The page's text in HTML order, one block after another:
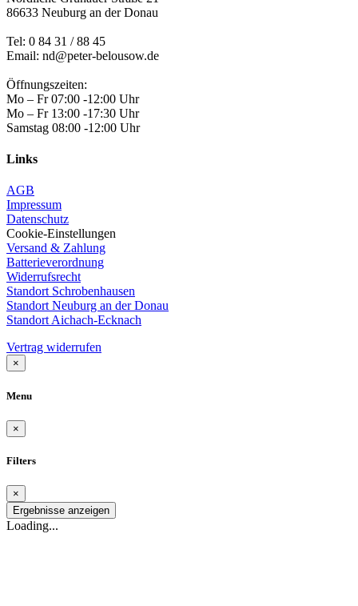
86633 Neuburg an der Donau
Tel: 0 84 31 / 88 45
Email: nd@peter-belousow.de
Öffnungszeiten:
Mo – Fr 07:00 -12:00 Uhr
Mo – Fr 13:00 -17:30 Uhr
Samstag 08:00 -12:00 Uhr
Links
AGB
Impressum
Datenschutz
Cookie-Einstellungen
Versand & Zahlung
Batterieverordnung
Widerrufsrecht
Standort Schrobenhausen
Standort Neuburg an der Donau
Standort Aichach-Ecknach
Vertrag widerrufen
×
Menu
×
Filters
×
Ergebnisse anzeigen
Loading...